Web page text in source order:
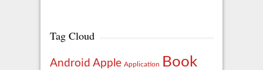
Tag Cloud
Android Apple Application Book